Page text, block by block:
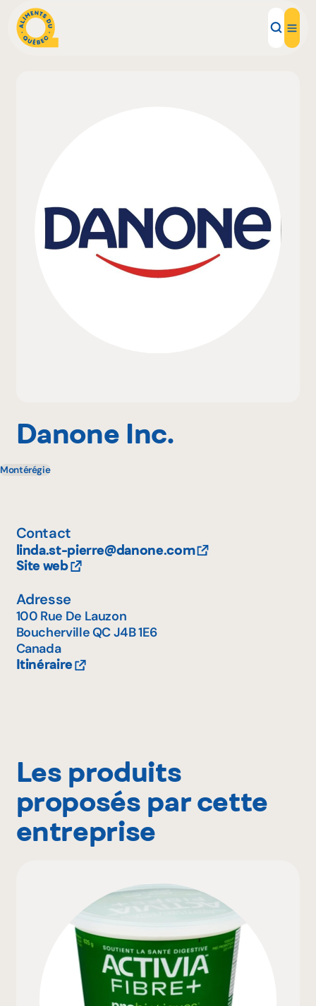
Restaurants
Institutions
Danone Inc.
Montérégie
Contact
linda.st-pierre@danone.com
Site web
Adresse
100 Rue De Lauzon
BouchervilleQCJ4B 1E6
Canada
Itinéraire
Les produits
proposés par cette
entreprise